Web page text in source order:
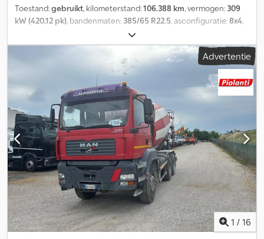
Toestand:gebruikt, kilometerstand:106.388 km, vermogen: 309
kW (420,12 pk), bandenmaten: 385/65 R22.5, asconfiguratie:8x4,
, soort overbrenging:automatisch
Euro 6, ophanging:staal, totale lengte:9.180 mm, totale breedte:
4.000 mm , laadruimte inhoud:10 m³,
, Uitrusting:ABS, airconditioning, centrale
vergrendeling, differentieelslot, elektrisch verstelbare spiegel,
elektrische raamverstelling, mistlampen
, = Aanvullende opties
en accessoires = - Climate control - Dakraam - Dubbellucht -
Radio = Meer informatie = Djdpfxjynnwxs Aipokr
Toepassingsgebied: Bouw Toepassingsmateriaal: Beton As 1:
Bandenmaat: 385/65 R22.5; Vering: bladvering As 2: Bandenmaat:
385/65 R22.5; Vering: bladvering As 4: Bandenmaat: 315/80 R22.5;
Vering: bladvering Ledig gewicht: 14.620 kg Laadvermogen: 19.380
kg GVW: 34.000 kg
Advertentie
1 / 16